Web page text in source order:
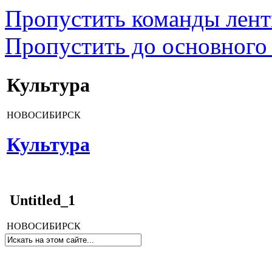
Пропустить команды
Пропустить до основного
Культура
НОВОСИБИРСК
Культура
Untitled_1
НОВОСИБИРСК